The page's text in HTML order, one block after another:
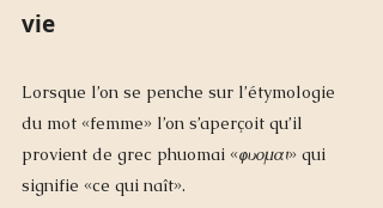
vie
Lorsque l’on se penche sur l’étymologie
du mot «femme» l’on s’aperçoit qu’il
provient de grec phuomai «φυομαι» qui
signifie «ce qui naît».